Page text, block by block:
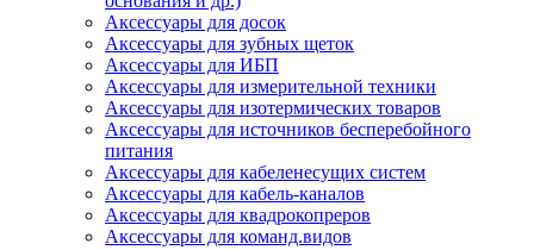
Аксессуары для досок
Аксессуары для зубных щеток
Аксессуары для ИБП
Аксессуары для измерительной техники
Аксессуары для изотермических товаров
Аксессуары для источников бесперебойного
питания
Аксессуары для кабеленесущих систем
Аксессуары для кабель-каналов
Аксессуары для квадрокопреров
Аксессуары для команд.видов